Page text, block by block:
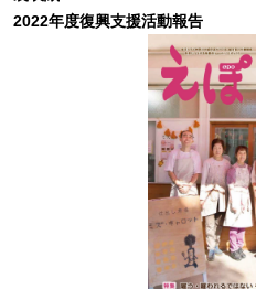
2022年度復興支援活動報告